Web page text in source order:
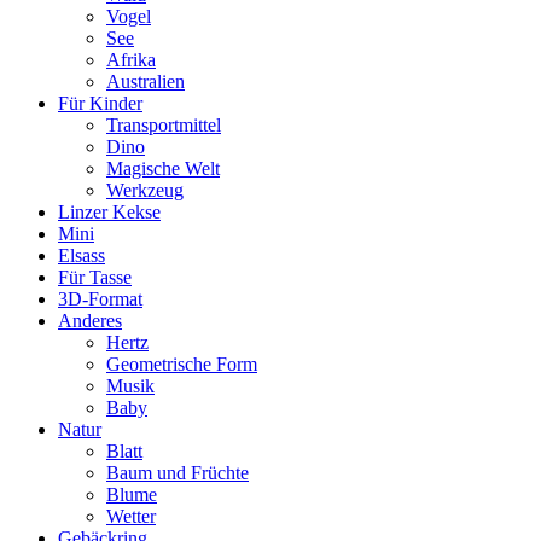
Vogel
See
Afrika
Australien
Für Kinder
Transportmittel
Dino
Magische Welt
Werkzeug
Linzer Kekse
Mini
Elsass
Für Tasse
3D-Format
Anderes
Hertz
Geometrische Form
Musik
Baby
Natur
Blatt
Baum und Früchte
Blume
Wetter